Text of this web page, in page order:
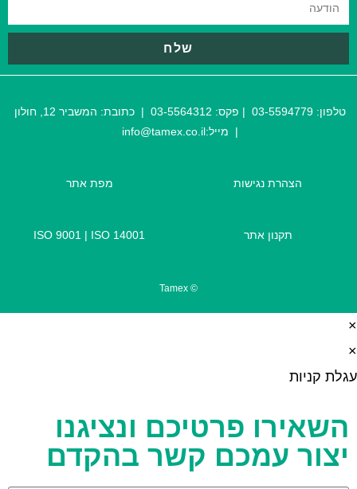
שלח
טלפון: 03-5594779 | פקס: 03-5564312 | כתובת: המשביר 12, חולון
| מייל:
info@tamex.co.il
הצהרת נגישות מפת אתר
תקנון אתר ISO 9001 | ISO 14001
© Tamex
×
×
עגלת קניות
השאירו פרטיכם ונציגנו
יצור עמכם קשר בהקדם